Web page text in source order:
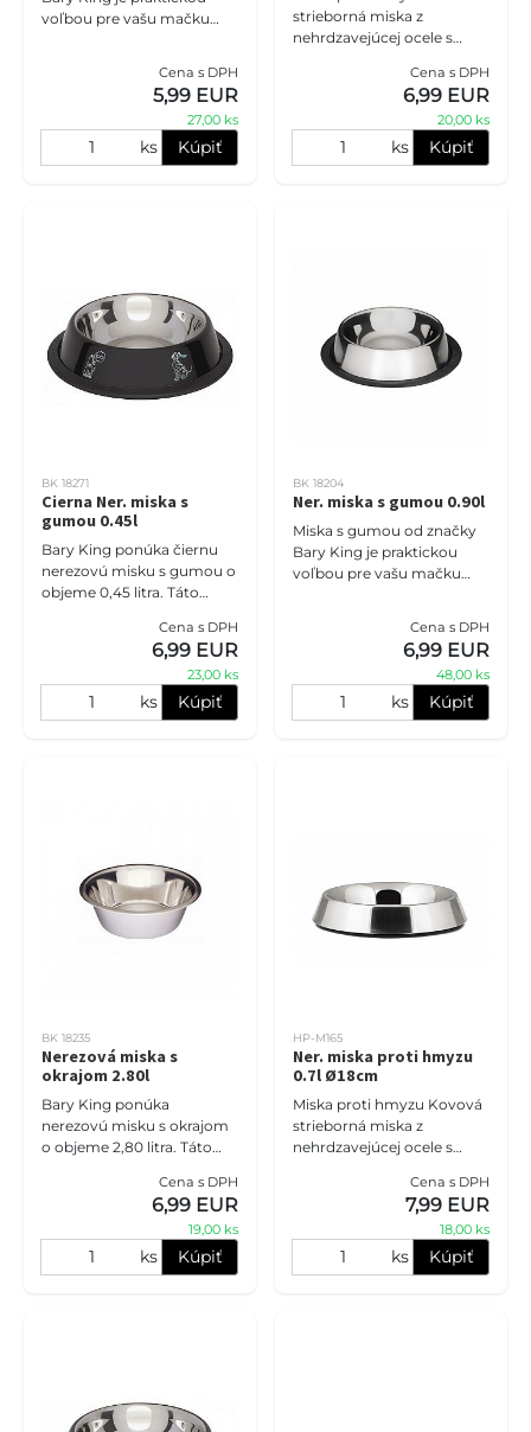
voľbou pre vašu mačku
0,70 litra a je stabilná a
Cena s DPH
5,99 EUR
27,00 ks
ks Kúpiť
strieborná miska z
nehrdzavejúcej ocele s
pre potraviny a vodu,
zabraňuje hmyzu dostať sa
Cena s DPH
6,99 EUR
20,00 ks
ks Kúpiť
BK 18271
Cierna Ner. miska s
gumou 0.45l
Bary King ponúka čiernu
nerezovú misku s gumou o
objeme 0,45 litra. Táto
protišmyková, čo je ideálne
pre vašich psíkov.
Cena s DPH
6,99 EUR
23,00 ks
ks Kúpiť
BK 18204
Ner. miska s gumou 0.90l
Miska s gumou od značky
Bary King je praktickou
voľbou pre vašu mačku
je stabilná a protišmyková.
Cena s DPH
6,99 EUR
48,00 ks
ks Kúpiť
BK 18235
Nerezová miska s
okrajom 2.80l
Bary King ponúka
nerezovú misku s okrajom
o objeme 2,80 litra. Táto
stojanov a je praktická pre
Cena s DPH
6,99 EUR
19,00 ks
ks Kúpiť
HP-M165
Ner. miska proti hmyzu
0.7l Ø18cm
Miska proti hmyzu Kovová
strieborná miska z
nehrdzavejúcej ocele s
pre potraviny a vodu,
zabraňuje hmyzu dostať sa
Cena s DPH
7,99 EUR
18,00 ks
ks Kúpiť